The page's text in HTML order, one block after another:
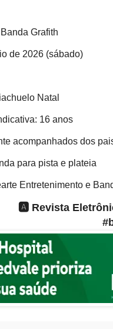
Grafith
de 2026 (sábado)
Natal
16 anos
acompanhados dos
para pista e plateia
Entretenimento e
🅰️ Revista